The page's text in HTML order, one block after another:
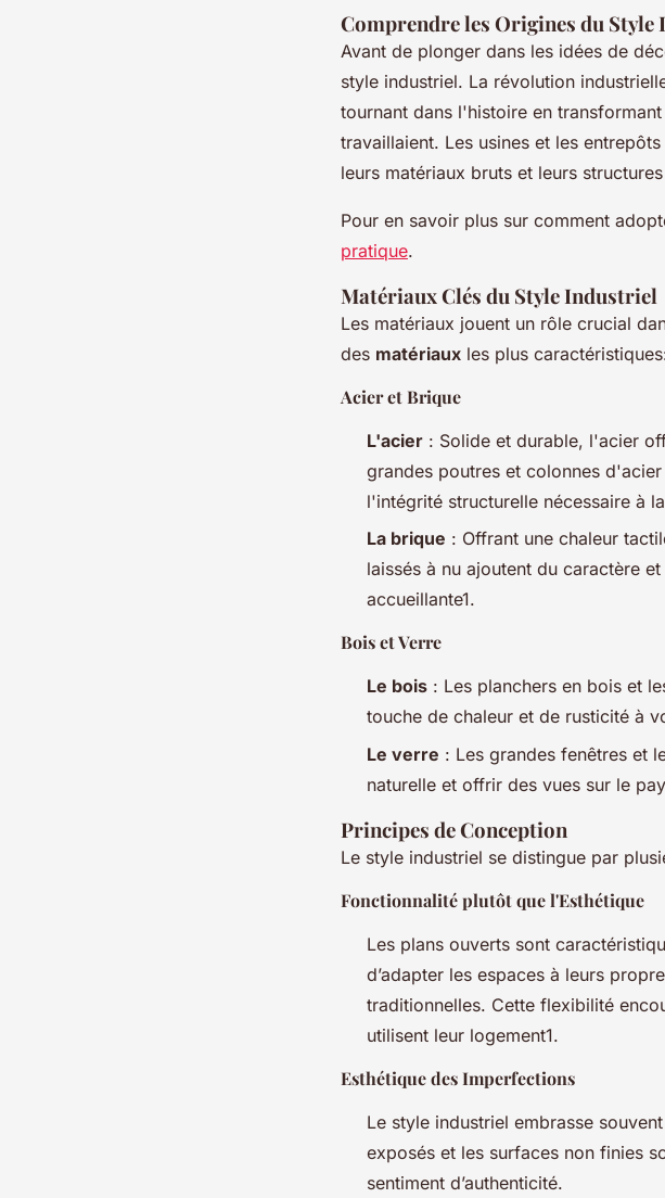
Comprendre les Origines du
Avant de plonger dans les idées de
style industriel. La révolution
tournant dans l'histoire en
travaillaient. Les usines et les
leurs matériaux bruts et leurs
Pour en savoir plus sur comment
pratique.
Matériaux Clés du Style Industriel
Les matériaux jouent un rôle crucial
des matériaux les plus
Acier et Brique
L'acier : Solide et durable, l'acier
grandes poutres et colonnes
l'intégrité structurelle nécessaire à
La brique : Offrant une chaleur
laissés à nu ajoutent du caractère
accueillante1.
Bois et Verre
Le bois : Les planchers en bois et
touche de chaleur et de rusticité à
Le verre : Les grandes fenêtres et
naturelle et offrir des vues sur le
Principes de Conception
Le style industriel se distingue par
Fonctionnalité plutôt que l'Esthétique
Les plans ouverts sont
d’adapter les espaces à leurs
traditionnelles. Cette flexibilité
utilisent leur logement1.
Esthétique des Imperfections
Le style industriel embrasse
exposés et les surfaces non finies
sentiment d’authenticité.